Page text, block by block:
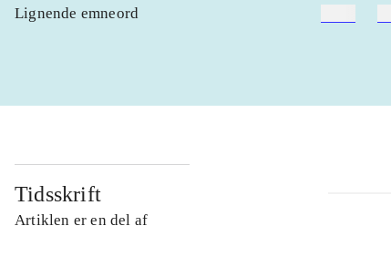
Lignende emneord
Tidsskrift
Artiklen er en del af